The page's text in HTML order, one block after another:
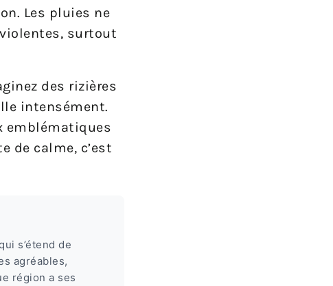
Les pluies ne
surtout
des rizières
intensément.
emblématiques
de calme, c’est
s’étend de
agréables,
région a ses